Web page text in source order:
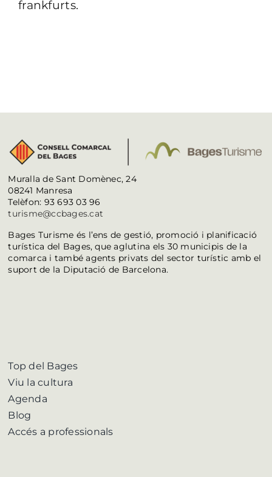
frankfurts.
Muralla de Sant Domènec, 24
08241 Manresa
Telèfon: 93 693 03 96
turisme@ccbages.cat
Bages Turisme és l’ens de gestió, promoció i planificació
turística del Bages, que aglutina els 30 municipis de la
comarca i també agents privats del sector turístic amb el
suport de la Diputació de Barcelona.
Top del Bages
Viu la cultura
Agenda
Blog
Accés a professionals